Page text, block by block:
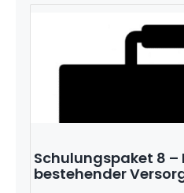
Schulungspaket 8
bestehender